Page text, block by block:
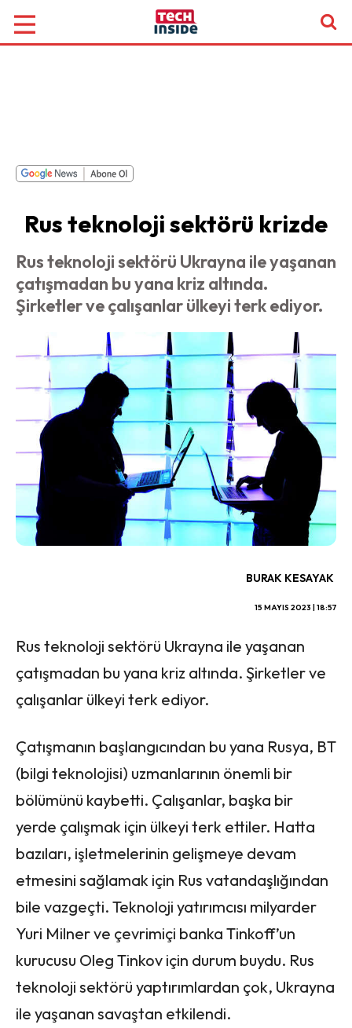
Rus teknoloji sektörü krizde
Rus teknoloji sektörü Ukrayna ile yaşanan
çatışmadan bu yana kriz altında.
Şirketler ve çalışanlar ülkeyi terk ediyor.
BURAK KESAYAK
15 MAYIS 2023 | 18:57
Rus teknoloji sektörü Ukrayna ile yaşanan
çatışmadan bu yana kriz altında. Şirketler ve
çalışanlar ülkeyi terk ediyor.
Çatışmanın başlangıcından bu yana Rusya, BT
(bilgi teknolojisi) uzmanlarının önemli bir
bölümünü kaybetti. Çalışanlar, başka bir
yerde çalışmak için ülkeyi terk ettiler. Hatta
bazıları, işletmelerinin gelişmeye devam
etmesini sağlamak için Rus vatandaşlığından
bile vazgeçti. Teknoloji yatırımcısı milyarder
Yuri Milner ve çevrimiçi banka Tinkoff’un
kurucusu Oleg Tinkov için durum buydu. Rus
teknoloji sektörü yaptırımlardan çok, Ukrayna
ile yaşanan savaştan etkilendi.